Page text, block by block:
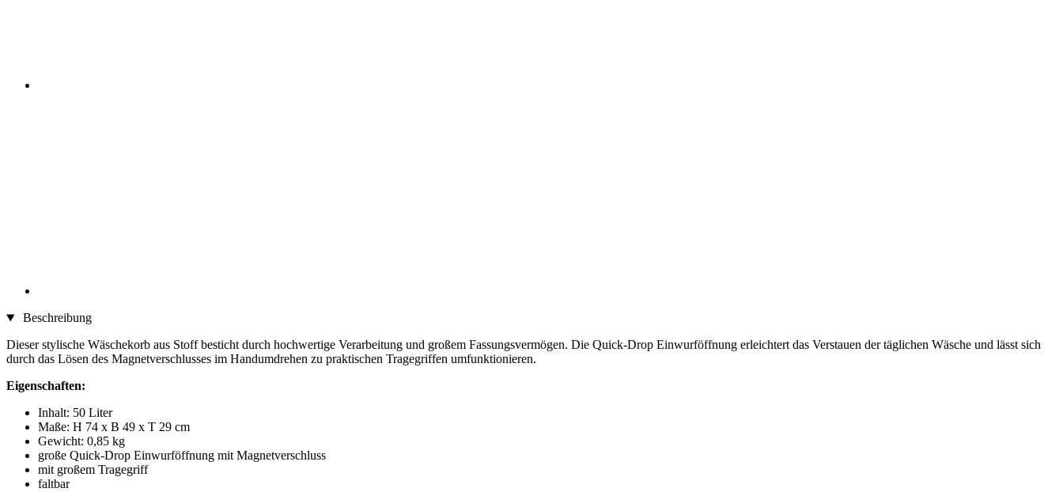
Beschreibung
Dieser stylische Wäschekorb aus Stoff besticht durch hochwertige Verarbeitung und großem Fassungsvermögen. Die Quick-Drop Einwurföffnung erleichtert das Verstauen der täglichen Wäsche und lässt sich
durch das Lösen des Magnetverschlusses im Handumdrehen zu praktischen Tragegriffen umfunktionieren.
Eigenschaften:
Inhalt: 50 Liter
Maße: H 74 x B 49 x T 29 cm
Gewicht: 0,85 kg
große Quick-Drop Einwurföffnung mit Magnetverschluss
mit großem Tragegriff
faltbar